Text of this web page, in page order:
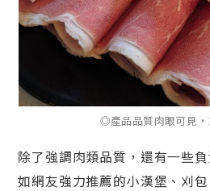
◎產品品質肉眼可見，
除了強調肉類品質，還有一些
如網友強力推薦的小漢堡、刈